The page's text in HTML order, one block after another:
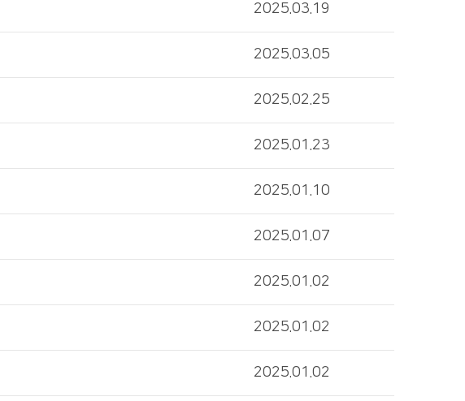
2025.03.19
2025.03.05
2025.02.25
2025.01.23
2025.01.10
2025.01.07
2025.01.02
2025.01.02
2025.01.02